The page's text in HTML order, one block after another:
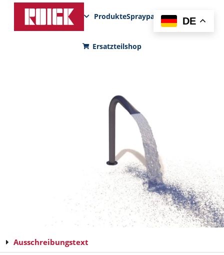
ProdukteSprayparksFunPadNews
Ersatzteilshop
Ausschreibungstext
DE